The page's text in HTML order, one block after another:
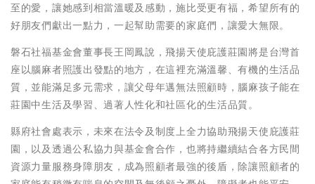
至的愛，讓她感到相當溫暖及感動，施比受更有福，希望所有的
好朋友們獻出一點力，一起幫助需要的家庭們，讓愛大無限。
磐石社福基金會董事長王岡鳳說，飛揚天使庇護莊園將是台灣首
座以腦麻者照護出發點的地方，在這裡充滿溫馨、有機的生活品
質，並能滿足多元需求，讓父母年邁無法照顧時，腦麻孩子能在
莊園中生活及學習、過著人性化和社區化的生活品質。
縣府社會處表示，未來在法令及制度上全力協助飛揚天使庇護莊
園，以及透過公私協力與基金會合作，也將持繼續結合各方民間
資源力量服務身障朋友，成為照顧者最強的後盾，除讓照顧者的